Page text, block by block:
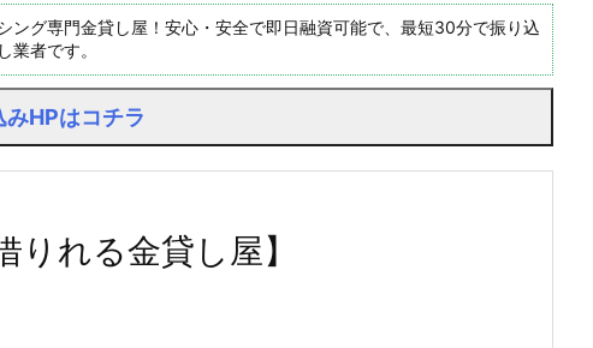
グ専門金貸し屋！安心・安全で即日融資可能で、最短30分で振り込
者です。
みHPはコチラ
りれる金貸し屋】